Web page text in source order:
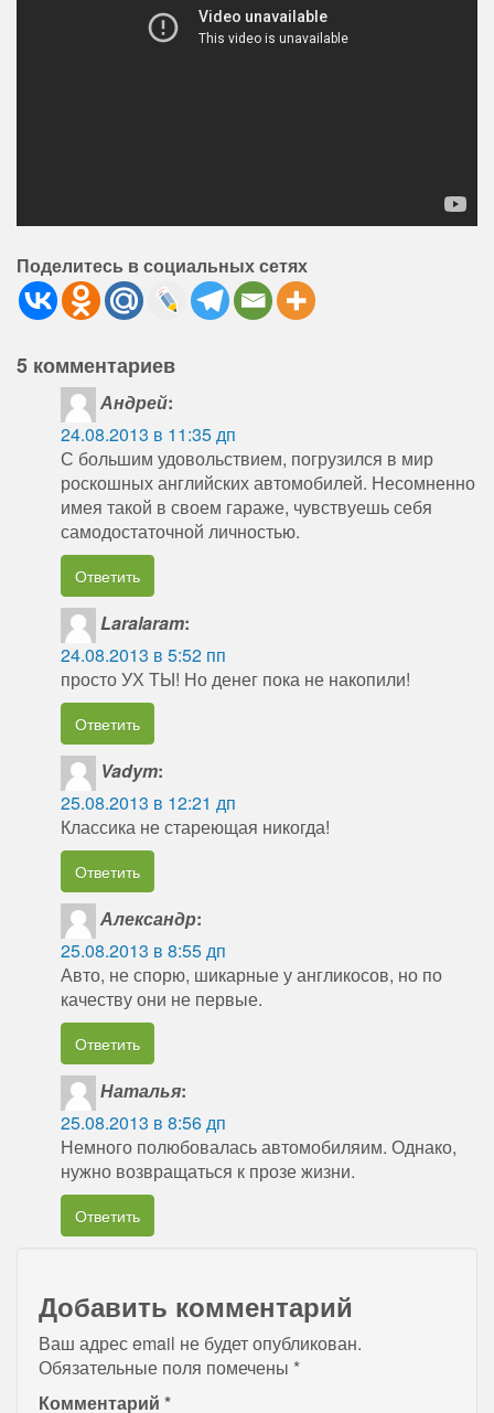
Поделитесь в социальных сетях
5 комментариев
Андрей:
24.08.2013 в 11:35 дп
С большим удовольствием, погрузился в мир
роскошных английских автомобилей. Несомненно
имея такой в своем гараже, чувствуешь себя
самодостаточной личностью.
Ответить
Laralaram:
24.08.2013 в 5:52 пп
просто УХ ТЫ! Но денег пока не накопили!
Ответить
Vadym:
25.08.2013 в 12:21 дп
Классика не стареющая никогда!
Ответить
Александр:
25.08.2013 в 8:55 дп
Авто, не спорю, шикарные у англикосов, но по
качеству они не первые.
Ответить
Наталья:
25.08.2013 в 8:56 дп
Немного полюбовалась автомобиляим. Однако,
нужно возвращаться к прозе жизни.
Ответить
Добавить комментарий
Ваш адрес email не будет опубликован.
Обязательные поля помечены *
Комментарий *